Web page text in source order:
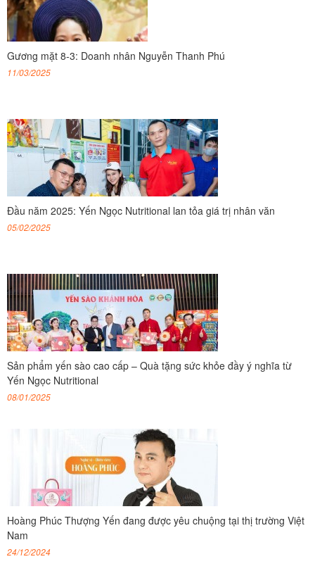
Gương mặt 8-3: Doanh nhân Nguyễn Thanh Phú
11/03/2025
Đầu năm 2025: Yến Ngọc Nutritional lan tỏa giá trị nhân văn
05/02/2025
Sản phẩm yến sào cao cấp – Quà tặng sức khỏe đầy ý nghĩa từ
Yến Ngọc Nutritional
08/01/2025
Hoàng Phúc Thượng Yến đang được yêu chuộng tại thị trường Việt
Nam
24/12/2024